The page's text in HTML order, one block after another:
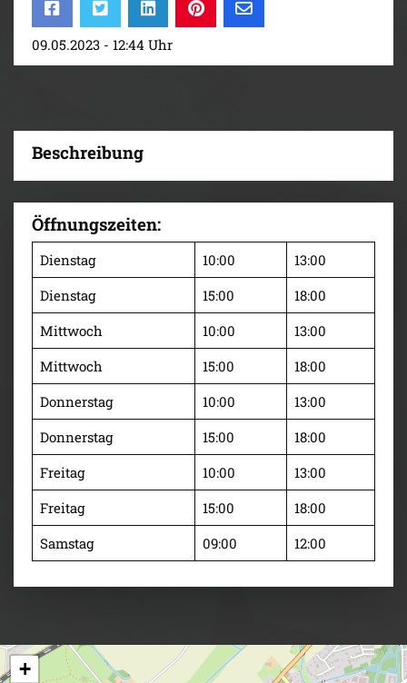
09.05.2023 - 12:44 Uhr
Beschreibung
Öffnungszeiten:
Dienstag 10:00
13:00
Dienstag
15:00
18:00
Mittwoch
10:00
13:00
Mittwoch
15:00
18:00
Donnerstag
10:00
13:00
Donnerstag
15:00
18:00
Freitag
10:00
13:00
Freitag
15:00
18:00
Samstag
09:00 12:00
+